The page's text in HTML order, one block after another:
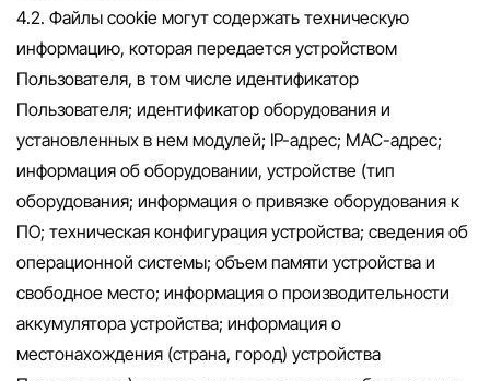
4.2. Файлы cookie могут содержать техническую
информацию, которая передается устройством
Пользователя, в том числе идентификатор
Пользователя; идентификатор оборудования и
установленных в нем модулей; IP-адрес; MAC-адрес;
информация об оборудовании, устройстве (тип
оборудования; информация о привязке оборудования к
ПО; техническая конфигурация устройства; сведения об
операционной системы; объем памяти устройства и
свободное место; информация о производительности
аккумулятора устройства; информация о
местонахождения (страна, город) устройства